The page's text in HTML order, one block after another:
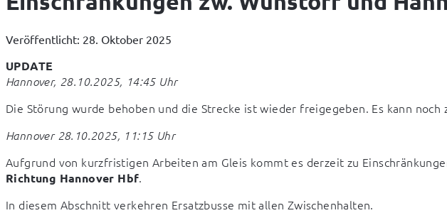
Veröffentlicht: 28. Oktober 2025
UPDATE
Hannover, 28.10.2025, 14:45 Uhr
Die Störung wurde behoben und die Strecke ist wieder freigegeben. Es kann noch
Hannover 28.10.2025, 11:15 Uhr
Aufgrund von kurzfristigen Arbeiten am Gleis kommt es derzeit zu
Richtung Hannover Hbf.
In diesem Abschnitt verkehren Ersatzbusse mit allen Zwischenhalten.